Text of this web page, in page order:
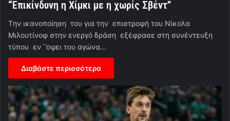
“Επικίνδυνη η Χίμκι με η χωρίς Σβέντ”
Tην ικανοποίηση του για την επιστροφή του Νίκολα
Μιλουτίνοφ στην ενεργό δράση εξέφρασε στη συνέντευξη
τύπου εν ΄’οψει του αγώνα…
Διαβάστε περισσότερα